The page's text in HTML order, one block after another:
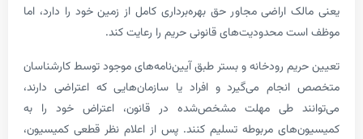
اراضی مجاور حق بهره‌برداری کامل از زمین خود را دارد، اما
محدودیت‌های قانونی حریم را رعایت کند.
رودخانه و بستر طبق آیین‌نامه‌های موجود توسط کارشناسان
می‌گیرد و افراد یا سازمان‌هایی که اعتراضی دارند،
طی مهلت مشخص‌شده در قانون، اعتراض خود را به
مربوطه تسلیم کنند. پس از اعلام نظر قطعی کمیسیون،